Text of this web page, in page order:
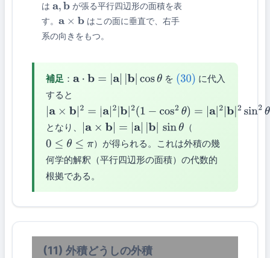
は a,b
が張る平行四辺形の面積を表
す。 a×b
はこの面に垂直で、右手
系の向きをもつ。
補足 ：a⋅ b =| a|| |cosθ を (30) に代入
すると
a×b 2=|a|2 b|2( 1− cos2 θ) =|a|2 |b| 2sin2θ
となり、
a×b =| a||b sin θ
（
0 ≤θ≤π
）が得られる。これは外積の幾
何学的解釈（平行四辺形の面積）の代数的
根拠である。
(11) 外積どうしの外積